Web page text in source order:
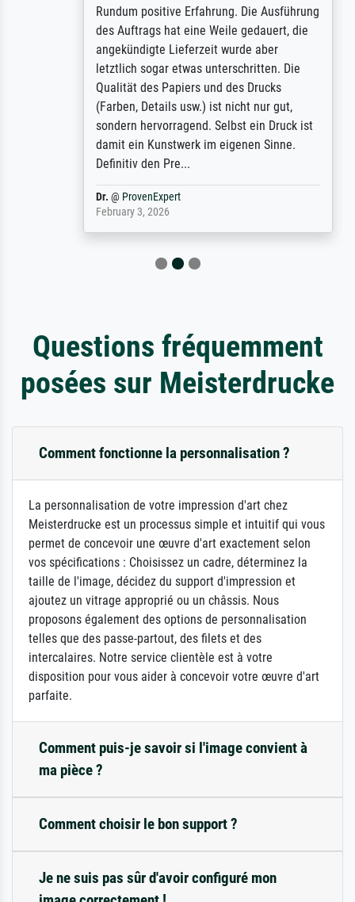
Rundum positive Erfahrung. Die Ausführung
des Auftrags hat eine Weile gedauert, die
angekündigte Lieferzeit wurde aber
letztlich sogar etwas unterschritten. Die
Qualität des Papiers und des Drucks
(Farben, Details usw.) ist nicht nur gut,
sondern hervorragend. Selbst ein Druck ist
damit ein Kunstwerk im eigenen Sinne.
Definitiv den Pre...
ProvenExpert
February 3, 2026
Questions fréquemment
posées sur Meisterdrucke
Comment fonctionne la personnalisation ?
La personnalisation de votre impression d'art chez
Meisterdrucke est un processus simple et intuitif qui vous
permet de concevoir une œuvre d'art exactement selon
vos spécifications : Choisissez un cadre, déterminez la
taille de l'image, décidez du support d'impression et
ajoutez un vitrage approprié ou un châssis. Nous
proposons également des options de personnalisation
telles que des passe-partout, des filets et des
intercalaires. Notre service clientèle est à votre
disposition pour vous aider à concevoir votre œuvre d'art
parfaite.
Comment puis-je savoir si l'image convient à
ma pièce ?
Comment choisir le bon support ?
Je ne suis pas sûr d'avoir configuré mon